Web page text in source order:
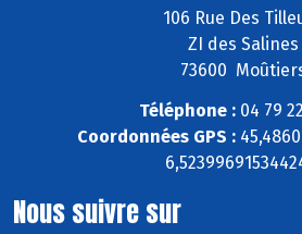
106 Rue Des
ZI des Salines
73600
Téléphone : 04 79
Coordonnées GPS :
Nous suivre sur